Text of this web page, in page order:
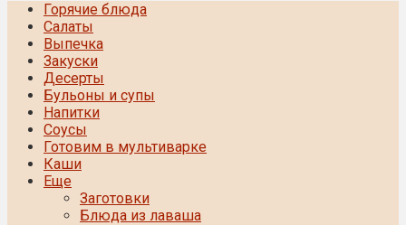
Горячие блюда
Салаты
Выпечка
Закуски
Десерты
Бульоны и супы
Напитки
Соусы
Готовим в мультиварке
Каши
Еще
Заготовки
Блюда из лаваша